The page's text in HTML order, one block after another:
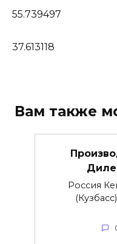
55.739497
37.613118
Вам также
Россия